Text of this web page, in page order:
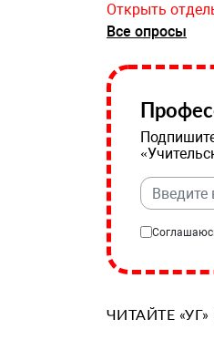
Открыть
Все опросы
ЧИТАЙТЕ «УГ»